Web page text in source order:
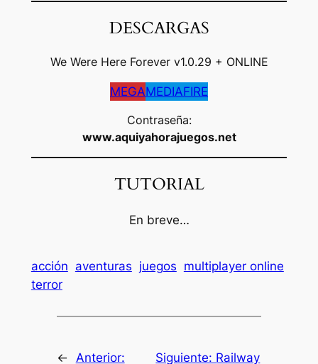
DESCARGAS
We Were Here Forever v1.0.29 + ONLINE
MEGAMEDIAFIRE
Contraseña:
www.aquiyahorajuegos.net
TUTORIAL
En breve…
acción aventuras juegos multiplayer online
terror
← Anterior:
Siguiente: Railway